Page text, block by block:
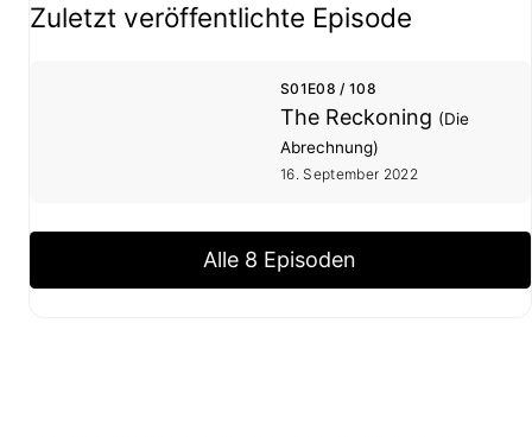
Zuletzt veröffentlichte Episode
S01E08 / 108
The Reckoning (Die
Abrechnung)
16. September 2022
Alle 8 Episoden